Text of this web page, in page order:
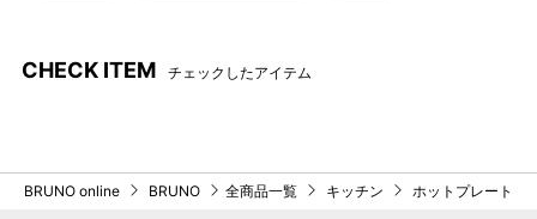
CHECK ITEM チェックしたアイテム
BRUNO online BRUNO 全商品一覧 キッチン ホットプレート